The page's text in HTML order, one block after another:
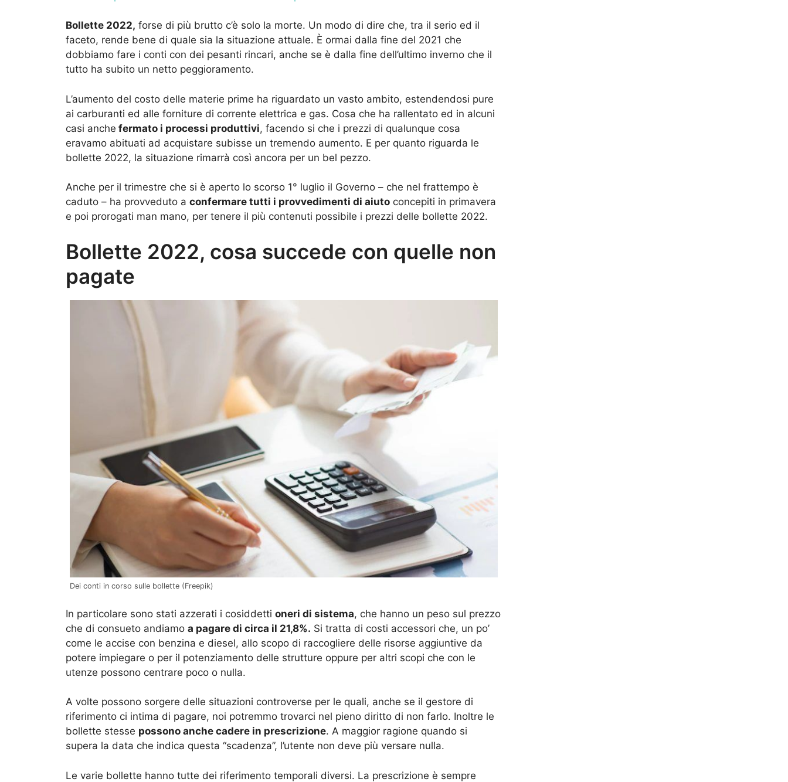
Bollette 2022, forse di più brutto c’è solo la morte. Un modo di dire che, tra il serio ed il
faceto, rende bene di quale sia la situazione attuale. È ormai dalla fine del 2021 che
dobbiamo fare i conti con dei pesanti rincari, anche se è dalla fine dell’ultimo inverno che il
tutto ha subito un netto peggioramento.
L’aumento del costo delle materie prime ha riguardato un vasto ambito, estendendosi pure
ai carburanti ed alle forniture di corrente elettrica e gas. Cosa che ha rallentato ed in alcuni
casi anche fermato i processi produttivi, facendo si che i prezzi di qualunque cosa
eravamo abituati ad acquistare subisse un tremendo aumento. E per quanto riguarda le
bollette 2022, la situazione rimarrà così ancora per un bel pezzo.
Anche per il trimestre che si è aperto lo scorso 1° luglio il Governo – che nel frattempo è
caduto – ha provveduto a confermare tutti i provvedimenti di aiuto concepiti in primavera
e poi prorogati man mano, per tenere il più contenuti possibile i prezzi delle bollette 2022.
Bollette 2022, cosa succede con quelle non
pagate
Dei conti in corso sulle bollette (Freepik)
In particolare sono stati azzerati i cosiddetti oneri di sistema, che hanno un peso sul prezzo
che di consueto andiamo a pagare di circa il 21,8%. Si tratta di costi accessori che, un po’
come le accise con benzina e diesel, allo scopo di raccogliere delle risorse aggiuntive da
potere impiegare o per il potenziamento delle strutture oppure per altri scopi che con le
utenze possono centrare poco o nulla.
A volte possono sorgere delle situazioni controverse per le quali, anche se il gestore di
riferimento ci intima di pagare, noi potremmo trovarci nel pieno diritto di non farlo. Inoltre le
bollette stesse possono anche cadere in prescrizione. A maggior ragione quando si
supera la data che indica questa “scadenza”, l’utente non deve più versare nulla.
Le varie bollette hanno tutte dei riferimento temporali diversi. La prescrizione è sempre